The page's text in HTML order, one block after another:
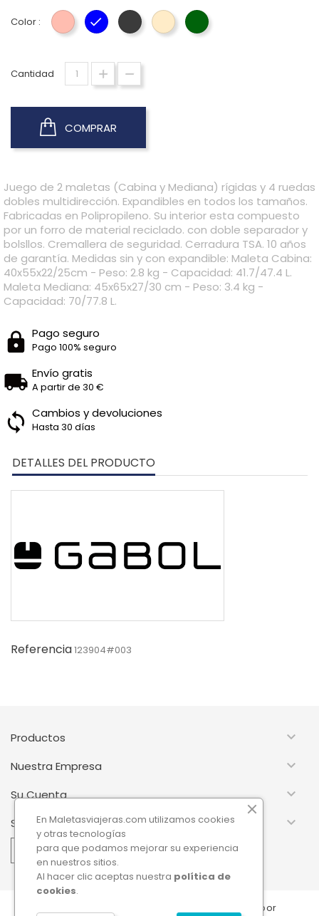
Color : CORAL AZUL GRIS BEIGE VERDE
Cantidad
COMPRAR
Juego de 2 maletas (Cabina y Mediana) rígidas y 4 ruedas
dobles multidirección. Expandibles en todos los tamaños.
Fabricadas en Polipropileno. Su interior esta compuesto
por un forro de material reciclado. con doble separador y
bolsllos. Cremallera de seguridad. Cerradura TSA. 10 años
de garantía. Medidas sin y con expandible: Maleta Cabina:
40x55x22/25cm - Peso: 2.8 kg - Capacidad: 41.7/47.4 L.
Maleta Mediana: 45x65x27/30 cm - Peso: 3.4 kg -
Capacidad: 70/77.8 L.
Pago seguro
Pago 100% seguro
Envío gratis
A partir de 30 €
Cambios y devoluciones
Hasta 30 días
DETALLES DEL PRODUCTO
Referencia123904#003
Productos 
Nuestra Empresa 
Su Cuenta 
Suscripción Newsletter 
© 2026 - Software Ecommerce desarrollado por
En Maletasviajeras.com utilizamos cookies
y otras tecnologías
para que podamos mejorar su experiencia
en nuestros sitios.
Al hacer clic aceptas nuestra política de
cookies.